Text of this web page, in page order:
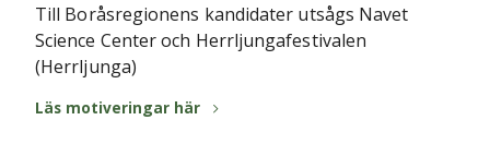
Till Boråsregionens kandidater utsågs Navet
Science Center och Herrljungafestivalen
(Herrljunga)
Läs motiveringar här